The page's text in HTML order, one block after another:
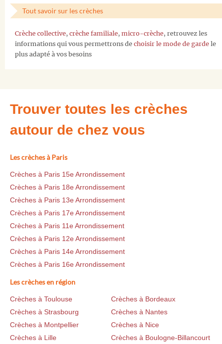
Tout savoir sur les crèches
Crèche collective, crèche familiale, micro-crèche, retrouvez les
informations qui vous permettrons de choisir le mode de garde le
plus adapté à vos besoins
Trouver toutes les crèches
autour de chez vous
Les crèches à Paris
Crèches à Paris 15e Arrondissement
Crèches à Paris 18e Arrondissement
Crèches à Paris 13e Arrondissement
Crèches à Paris 17e Arrondissement
Crèches à Paris 11e Arrondissement
Crèches à Paris 12e Arrondissement
Crèches à Paris 14e Arrondissement
Crèches à Paris 16e Arrondissement
Les crèches en région
Crèches à Toulouse
Crèches à Bordeaux
Crèches à Strasbourg
Crèches à Nantes
Crèches à Montpellier
Crèches à Nice
Crèches à Lille
Crèches à Boulogne-Billancourt